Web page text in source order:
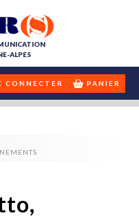
ALPES
CONNECTER PANIER